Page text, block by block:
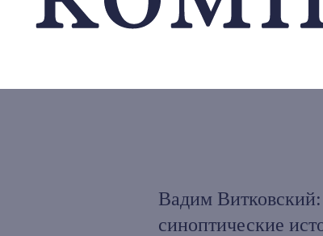
Вадим
синоптические